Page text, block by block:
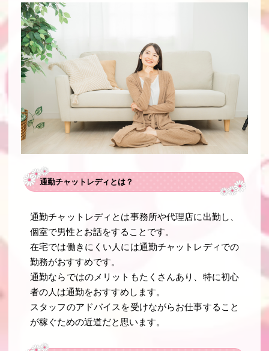
通勤チャットレディとは？
通勤チャットレディとは事務所や代理店に出勤し、
個室で男性とお話をすることです。
在宅では働きにくい人には通勤チャットレディでの
勤務がおすすめです。
通勤ならではのメリットもたくさんあり、特に初心
者の人は通勤をおすすめします。
スタッフのアドバイスを受けながらお仕事すること
が稼ぐための近道だと思います。